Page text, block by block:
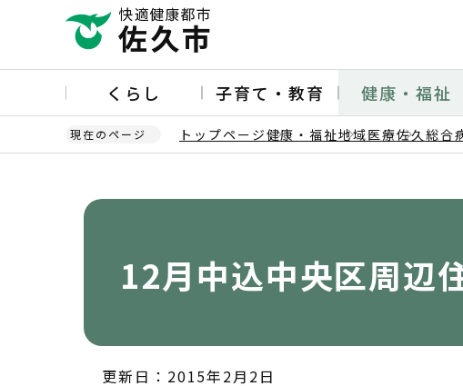
ー
の
くらし 子育て・教育 健康・福祉
現在のページ トップページ健康・福祉地域医療佐久総合
12月中込中央区周辺
更新日：2015年2月2日